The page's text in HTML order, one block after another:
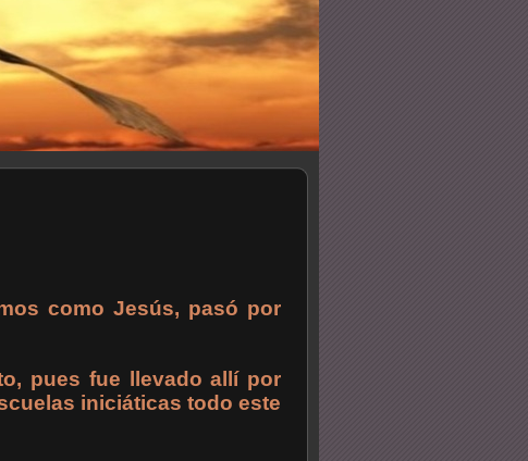
como Jesús, pasó por
pues fue llevado allí por
iniciáticas todo este